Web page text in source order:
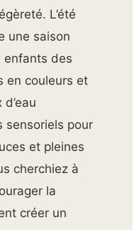
L’été
une saison
enfants des
en couleurs et
sensoriels pour
et pleines
cherchiez à
la
créer un